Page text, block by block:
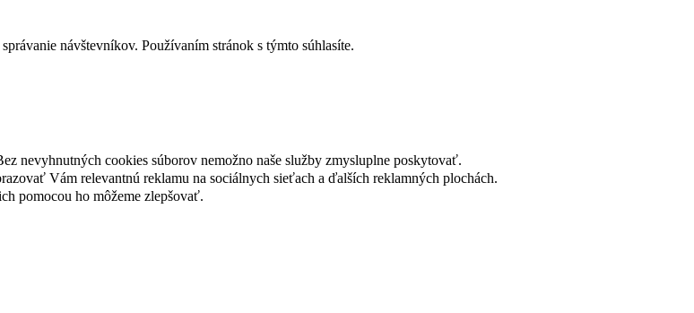
návštevníkov. Používaním stránok s týmto súhlasíte.
nevyhnutných cookies súborov nemožno naše služby zmysluplne poskytovať.
Vám relevantnú reklamu na sociálnych sieťach a ďalších reklamných plochách.
pomocou ho môžeme zlepšovať.